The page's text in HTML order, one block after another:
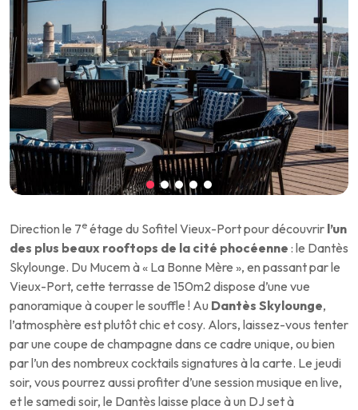
Direction le 7e étage du Sofitel Vieux-Port pour découvrir l’un
des plus beaux rooftops de la cité phocéenne : le Dantès
Skylounge. Du Mucem à « La Bonne Mère », en passant par le
Vieux-Port, cette terrasse de 150m2 dispose d’une vue
panoramique à couper le souffle ! Au Dantès Skylounge,
l’atmosphère est plutôt chic et cosy. Alors, laissez-vous tenter
par une coupe de champagne dans ce cadre unique, ou bien
par l’un des nombreux cocktails signatures à la carte. Le jeudi
soir, vous pourrez aussi profiter d’une session musique en live,
et le samedi soir, le Dantès laisse place à un DJ set à